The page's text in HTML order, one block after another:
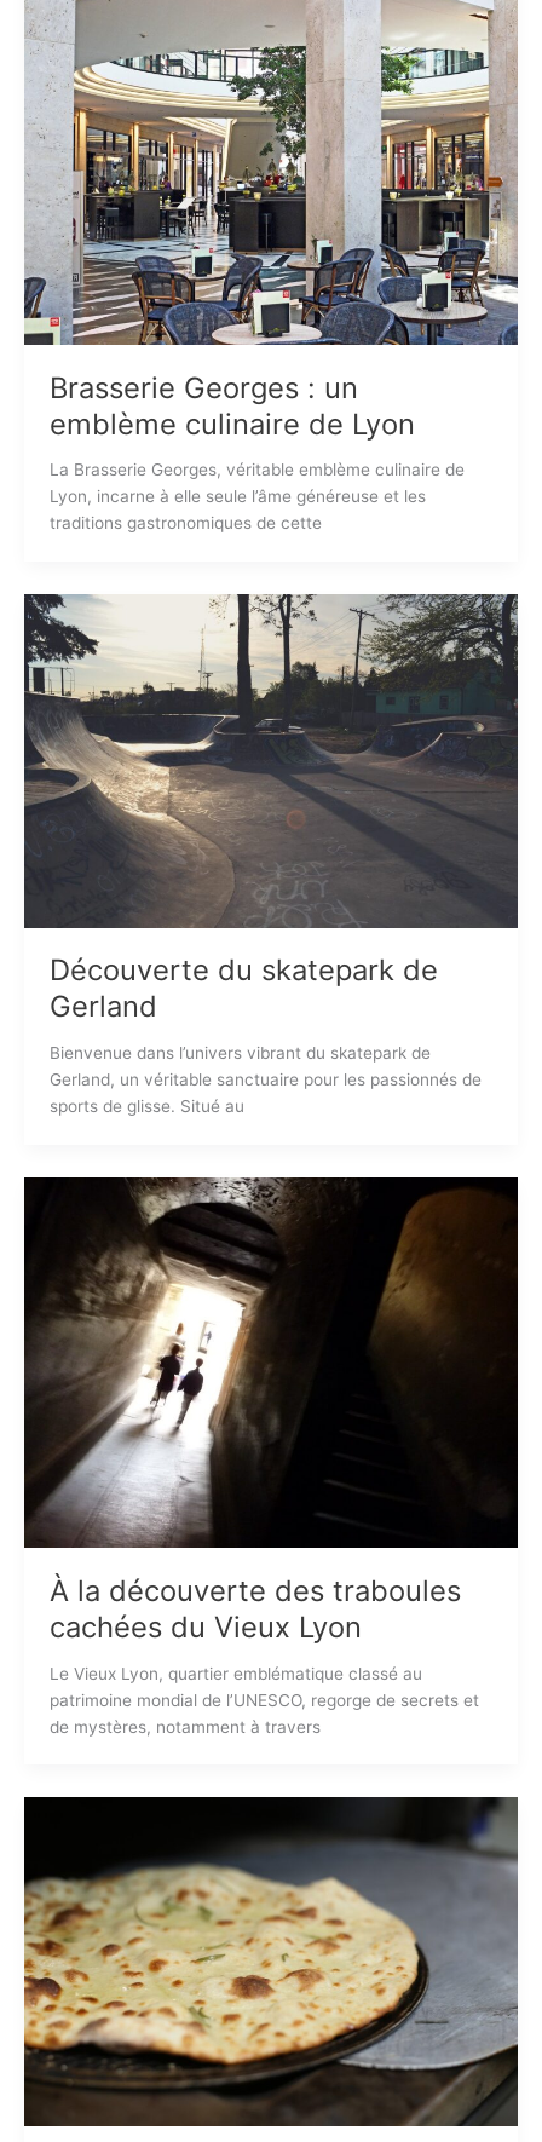
Brasserie Georges : un
emblème culinaire de Lyon
La Brasserie Georges, véritable emblème culinaire de
Lyon, incarne à elle seule l’âme généreuse et les
traditions gastronomiques de cette
Découverte du skatepark de
Gerland
Bienvenue dans l’univers vibrant du skatepark de
Gerland, un véritable sanctuaire pour les passionnés de
sports de glisse. Situé au
À la découverte des traboules
cachées du Vieux Lyon
Le Vieux Lyon, quartier emblématique classé au
patrimoine mondial de l’UNESCO, regorge de secrets et
de mystères, notamment à travers